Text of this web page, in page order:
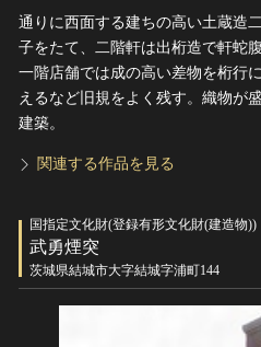
通りに西面する建ちの高い土蔵造
子をたて、二階軒は出桁造で軒蛇
一階店舗では成の高い差物を桁行
えるなど旧規をよく残す。織物が
建築。
関連する作品を見る
国指定文化財(登録有形文化財(建造物))
武勇煙突
茨城県結城市大字結城字浦町144